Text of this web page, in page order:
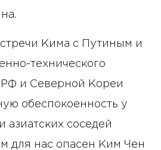
Кима с Путиным и
технического
РФ и Северной Кореи
обеспокоенность у
азиатских соседей
для нас опасен Ким Чен